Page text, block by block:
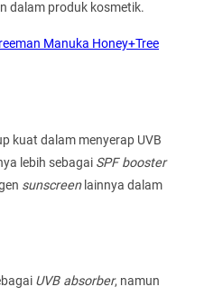
dalam produk kosmetik.
Manuka Honey+Tree
kuat dalam menyerap UVB
lebih sebagai SPF booster
sunscreenlainnya dalam
UVB absorber, namun